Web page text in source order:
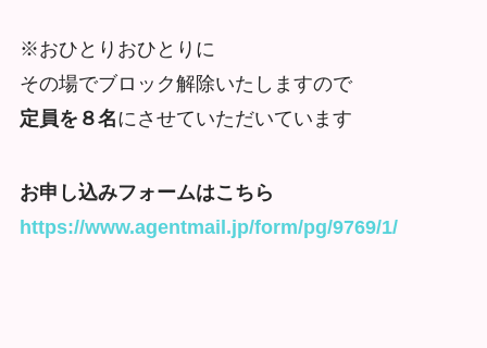
※おひとりおひとりに
その場でブロック解除いたしますので
定員を８名にさせていただいています
お申し込みフォームはこちら
https://www.agentmail.jp/form/pg/9769/1/